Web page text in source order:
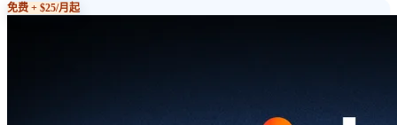
免费 + $25/月起